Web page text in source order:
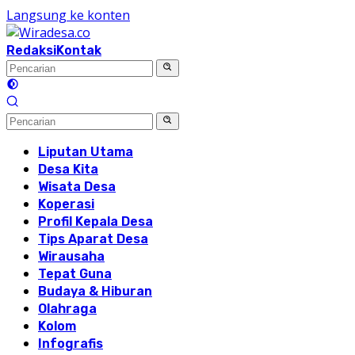
Langsung ke konten
RedaksiKontak
Liputan Utama
Desa Kita
Wisata Desa
Koperasi
Profil Kepala Desa
Tips Aparat Desa
Wirausaha
Tepat Guna
Budaya & Hiburan
Olahraga
Kolom
Infografis